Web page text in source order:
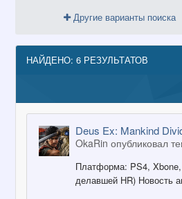
Другие варианты поиска
НАЙДЕНО: 6 РЕЗУЛЬТАТОВ
Deus Ex: Mankind
OkaRin опубликовал
Платформа: PS4,
делавшей HR) Новость